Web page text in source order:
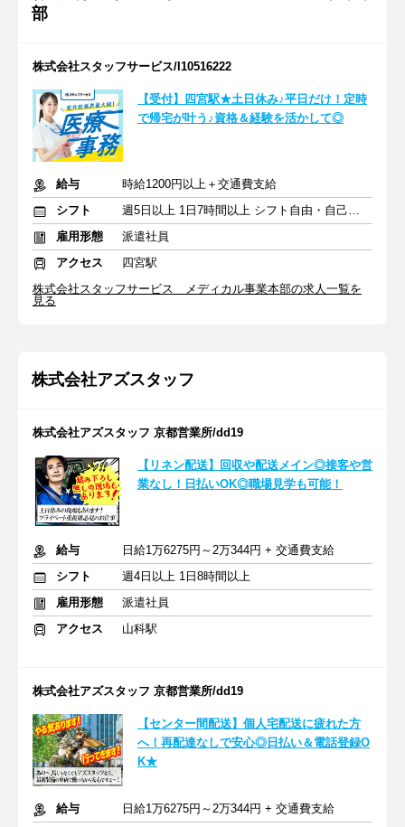
部
株式会社スタッフサービス/I10516222
【受付】四宮駅★土日休み♪平日だけ！定時
で帰宅が叶う♪資格＆経験を活かして◎
給与
時給1200円以上＋交通費支給
シフト
週5日以上 1日7時間以上 シフト自由・自己申告
雇用形態
派遣社員
アクセス
四宮駅
株式会社スタッフサービス メディカル事業本部の求人一覧を
見る
株式会社アズスタッフ
株式会社アズスタッフ 京都営業所/dd19
【リネン配送】回収や配送メイン◎接客や営
業なし！日払いOK◎職場見学も可能！
給与
日給1万6275円～2万344円 + 交通費支給
シフト
週4日以上 1日8時間以上
雇用形態
派遣社員
アクセス
山科駅
株式会社アズスタッフ 京都営業所/dd19
【センター間配送】個人宅配送に疲れた方
へ！再配達なしで安心◎日払い＆電話登録O
K★
給与
日給1万6275円～2万344円 + 交通費支給